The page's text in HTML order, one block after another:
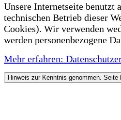
Unsere Internetseite benutzt
technischen Betrieb dieser
Cookies). Wir verwenden
werden personenbezogene
Mehr erfahren:
Hinweis zur Kenntnis genommen. Seite